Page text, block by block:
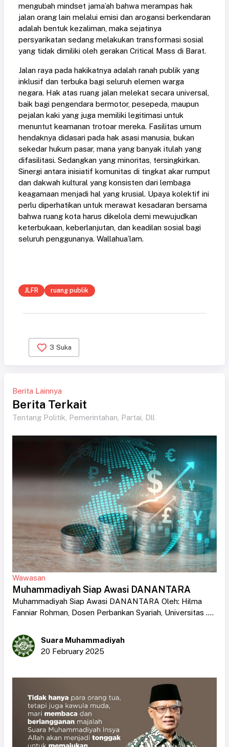
mengubah mindset jama’ah bahwa merampas hak
jalan orang lain melalui emisi dan arogansi berkendaran
adalah bentuk kezaliman, maka sejatinya
persyarikatan sedang melakukan transformasi sosial
yang tidak dimiliki oleh gerakan Critical Mass di Barat.
Jalan raya pada hakikatnya adalah ranah publik yang
inklusif dan terbuka bagi seluruh elemen warga
negara. Hak atas ruang jalan melekat secara universal,
baik bagi pengendara bermotor, pesepeda, maupun
pejalan kaki yang juga memiliki legitimasi untuk
menuntut keamanan trotoar mereka. Fasilitas umum
hendaknya didasari pada hak asasi manusia, bukan
sekedar hukum pasar, mana yang banyak itulah yang
difasilitasi. Sedangkan yang minoritas, tersingkirkan.
Sinergi antara inisiatif komunitas di tingkat akar rumput
dan dakwah kultural yang konsisten dari lembaga
keagamaan menjadi hal yang krusial. Upaya kolektif ini
perlu diperhatikan untuk merawat kesadaran bersama
bahwa ruang kota harus dikelola demi mewujudkan
keterbukaan, keberlanjutan, dan keadilan sosial bagi
seluruh penggunanya. Wallahua’lam.
JLFR ruang publik
3 Suka
Berita Lainnya
Berita Terkait
Tentang Politik, Pemerintahan, Partai, Dll
Wawasan
Muhammadiyah Siap Awasi DANANTARA
Muhammadiyah Siap Awasi DANANTARA Oleh: Hilma
Fanniar Rohman, Dosen Perbankan Syariah, Universitas ....
Suara Muhammadiyah
20 February 2025